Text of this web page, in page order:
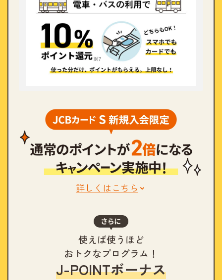
詳しくはこちら
使えば使うほど
おトクなプログラム！
J-POINTボーナス